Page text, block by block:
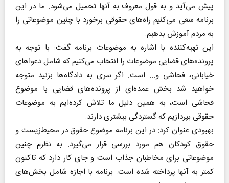
پیش می‌آید و به قول معروف به آنها تحمیل می‌شود. ما در این
برنامه سعی می‌کنیم راه‌های حقوقی برخورد با چنین موضوعاتی را
به مردم آموزش بدهیم.
این تهیه‌کننده با اشاره به موضوعات برنامه گفت: با توجه به
پرونده‌های قضایی موضوعات را انتخاب می‌کنیم که شامل دعواهای
خیابانی، فحاشی و... است. اگر سری به دادگاه‌ها بزنید متوجه
خواهید شد بخش عمده‌ای از پرونده‌های قضایی با موضوع
فحاشی است، به همین دلیل ما تلاش کرده‌ایم به موضوعات
حقوقی بپردازیم که گستردگی بیشتری دارند.
بهبودی عنوان کرد: در این برنامه موضوع حقوق در محیط‌زیست و
حقوق کودکان هم مورد بررسی قرار می‌گیرد. به نظرم چنین
موضوعاتی برای مخاطبان جذاب است و جای کار دارد که تاکنون
کمتر به آنها پرداخته شده است. برنامه با اجازه شامل بخش‌های